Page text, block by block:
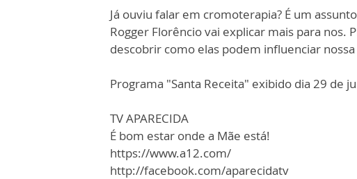
Já ouviu falar em cromoterapia? É um
Rogger Florêncio vai explicar mais para nos.
descobrir como elas podem influenciar
Programa "Santa Receita" exibido dia 29 de
TV APARECIDA
É bom estar onde a Mãe está!
https://www.a12.com/
http://facebook.com/aparecidatv